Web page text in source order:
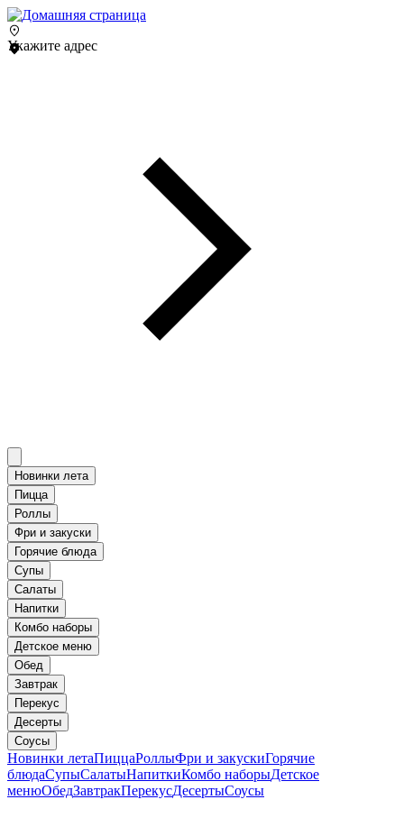
Укажите адрес
Новинки лета
Пицца
Роллы
Фри и закуски
Горячие блюда
Супы
Салаты
Напитки
Комбо наборы
Детское меню
Обед
Завтрак
Перекус
Десерты
Соусы
Новинки летаПиццаРоллыФри и закускиГорячие
блюдаСупыСалатыНапиткиКомбо наборыДетское
менюОбедЗавтракПерекусДесертыСоусы